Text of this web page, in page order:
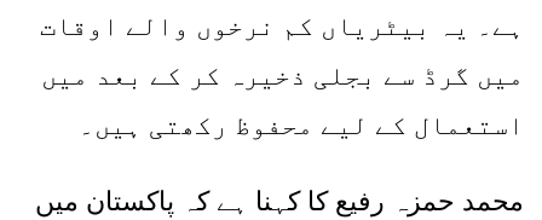
ہے۔ یہ بیٹریاں کم نرخوں والے اوقات
میں گرڈ سے بجلی ذخیرہ کر کے بعد میں
استعمال کے لیے محفوظ رکھتی ہیں۔
محمد حمزہ رفیع کا کہنا ہے کہ پاکستان میں